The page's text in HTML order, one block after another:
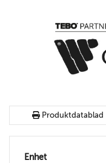
Produktdatablad
Enhet